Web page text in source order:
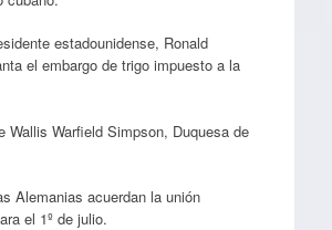
estadounidense, Ronald
el embargo de trigo impuesto a la
Wallis Warfield Simpson, Duquesa de
Alemanias acuerdan la unión
el 1º de julio.